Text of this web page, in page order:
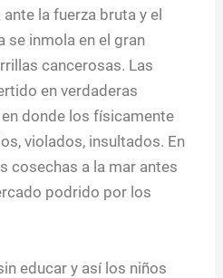
la fuerza bruta y el
se inmola en el gran
cancerosas. Las
en verdaderas
donde los físicamente
violados, insultados. En
cosechas a la mar antes
podrido por los
educar y así los niños